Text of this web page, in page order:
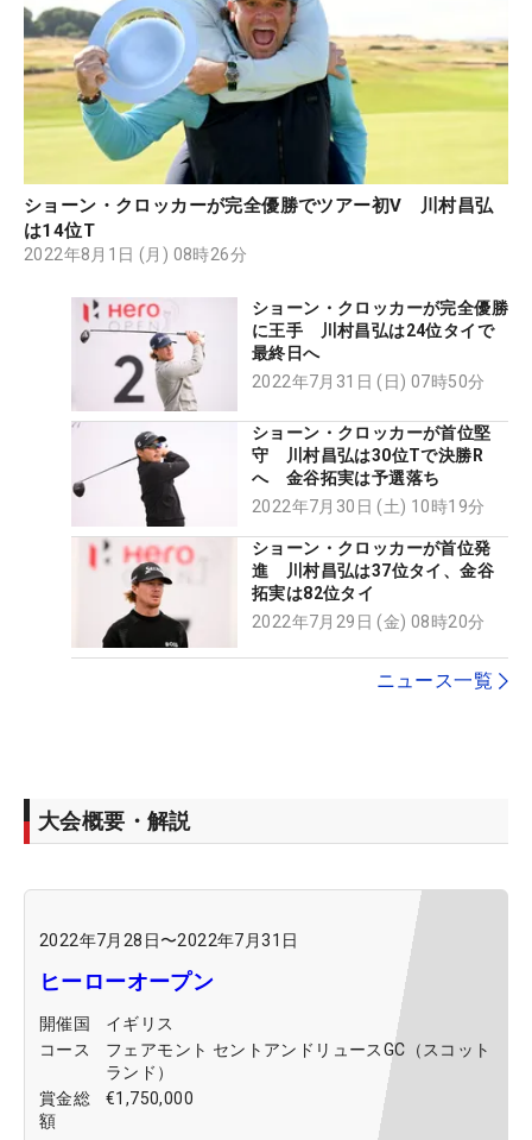
ショーン・クロッカーが完全優勝でツアー初V 川村昌弘
は14位T
2022年8月1日 (月) 08時26分
ショーン・クロッカーが完全優勝
に王手 川村昌弘は24位タイで
最終日へ
2022年7月31日 (日) 07時50分
ショーン・クロッカーが首位堅
守 川村昌弘は30位Tで決勝R
へ 金谷拓実は予選落ち
2022年7月30日 (土) 10時19分
ショーン・クロッカーが首位発
進 川村昌弘は37位タイ、金谷
拓実は82位タイ
2022年7月29日 (金) 08時20分
ニュース一覧
大会概要・解説
2022年7月28日〜2022年7月31日
ヒーローオープン
開催国
イギリス
コース
フェアモント セントアンドリュースGC（スコット
ランド）
賞金総
額
€1,750,000